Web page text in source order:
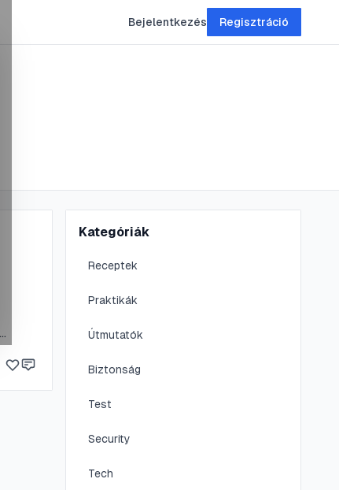
Bejelentkezés Regisztráció
Kategóriák
Receptek
Praktikák
Útmutatók
Biztonság
Test
Security
Tech